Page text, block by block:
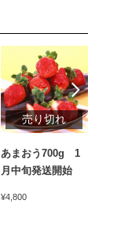
売り切れ
あまおう700g 1
月中旬発送開始
¥4,800